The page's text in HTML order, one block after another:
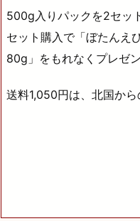
500g入りパックを2セッ
セット購入で「ぼたんえ
80g」をもれなくプレゼ
送料1,050円は、北国から